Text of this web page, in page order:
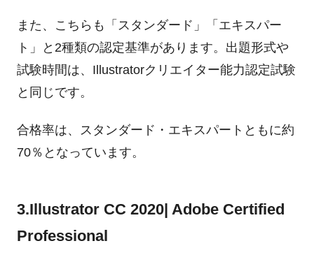
また、こちらも「スタンダード」「エキスパー
ト」と2種類の認定基準があります。出題形式や
試験時間は、Illustratorクリエイター能力認定試験
と同じです。
合格率は、スタンダード・エキスパートともに約
70％となっています。
3.Illustrator CC 2020| Adobe Certified
Professional